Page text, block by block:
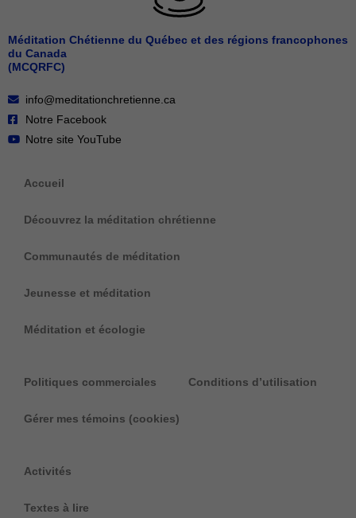
Méditation Chétienne du Québec et des régions francophones
du Canada
(MCQRFC)
info@meditationchretienne.ca
Notre Facebook
Notre site YouTube
Accueil
Découvrez la méditation chrétienne
Communautés de méditation
Jeunesse et méditation
Méditation et écologie
Politiques commerciales Conditions d’utilisation
Gérer mes témoins (cookies)
Activités
Textes à lire